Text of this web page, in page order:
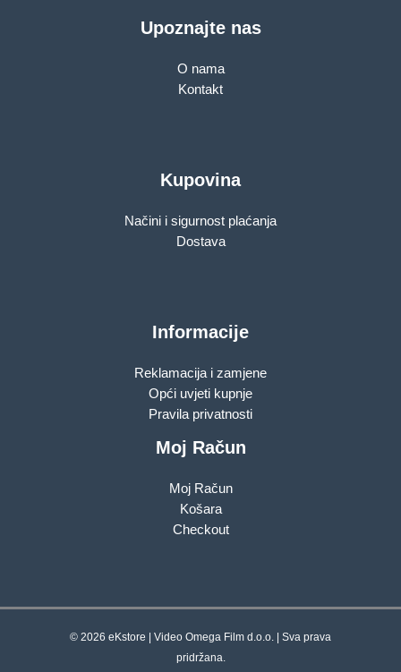
Upoznajte nas
O nama
Kontakt
Kupovina
Načini i sigurnost plaćanja
Dostava
Informacije
Reklamacija i zamjene
Opći uvjeti kupnje
Pravila privatnosti
Moj Račun
Moj Račun
Košara
Checkout
© 2026 eKstore | Video Omega Film d.o.o. | Sva prava
pridržana.